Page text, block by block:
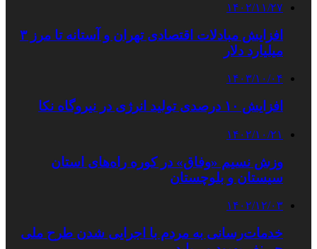
۱۴۰۲/۱۱/۲۷
افزایش مبادلات اقتصادی تهران و آستانه تا مرز ۳
میلیارد دلار
۱۴۰۳/۱۰/۰۴
افزایش ۱۰ درصدی تولید انرژی در نیروگاه نکا
۱۴۰۲/۱۰/۲۱
وزش نسیم «وفاق» در کوره راه‌های استان
سیستان و بلوچستان
۱۴۰۲/۱۲/۰۳
خدمات‌رسانی به مردم با اجرایی شدن طرح ملی